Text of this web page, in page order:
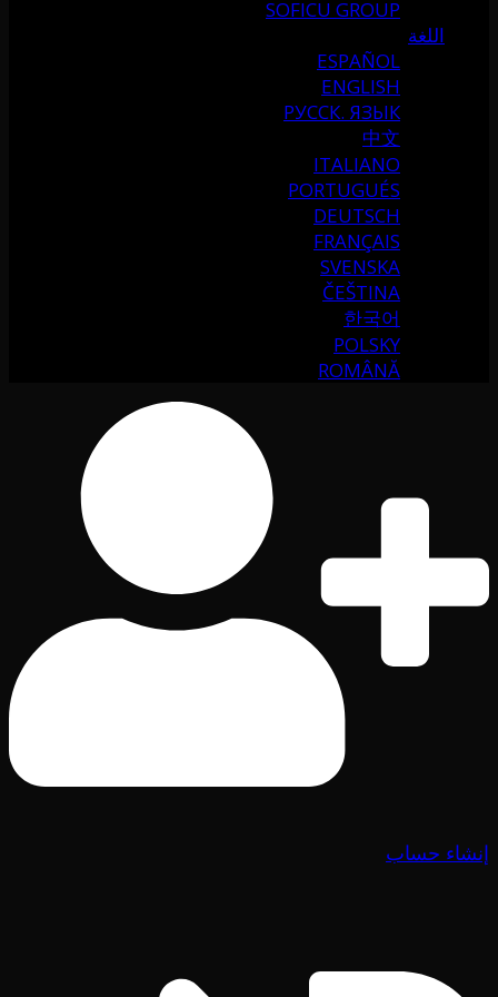
SOFICU GROUP
اللغة
ESPAÑOL
ENGLISH
РУССК. ЯЗЫК
中文
ITALIANO
PORTUGUÉS
DEUTSCH
FRANÇAIS
SVENSKA
ČEŠTINA
한국어
POLSKY
ROMÂNĂ
إنشاء حساب